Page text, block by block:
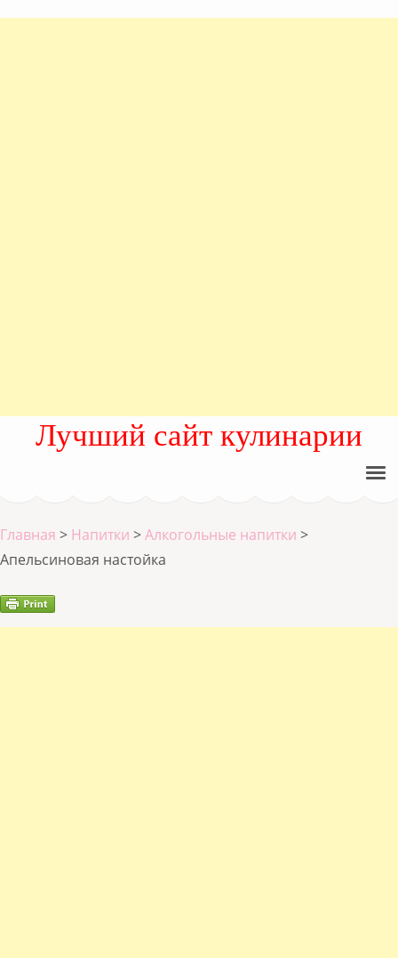
Лучший сайт кулинарии
Главная > Напитки >Алкогольные напитки >
Апельсиновая настойка